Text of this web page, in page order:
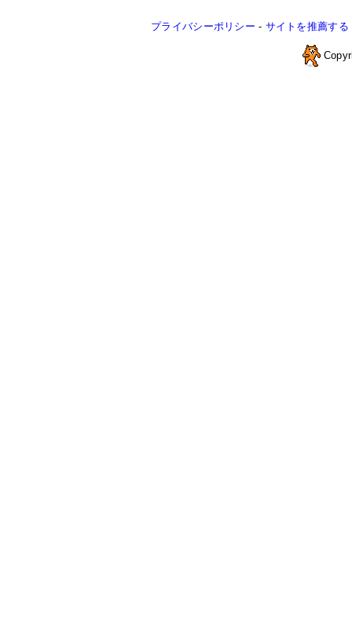
プライバシーポリシー - サイトを推薦する